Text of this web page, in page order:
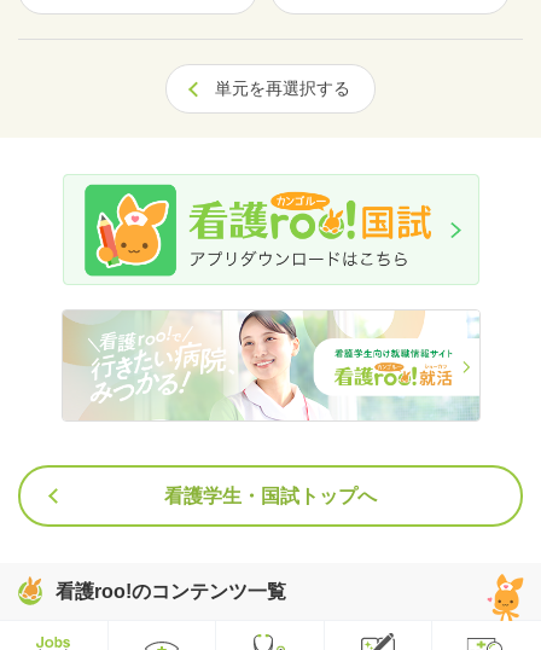
単元を再選択する
看護学生・国試トップへ
看護roo!のコンテンツ一覧